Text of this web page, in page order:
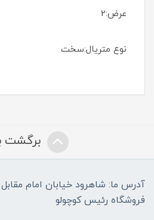
عرض:2
نوع متریال:سخت
برگشت
آدرس ما: شاهرود خیابان امام
فروشگاه رئیس کوچولو